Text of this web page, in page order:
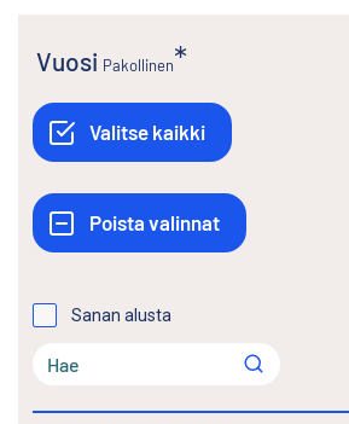
Vuosi Pakollinen
Sanan alusta